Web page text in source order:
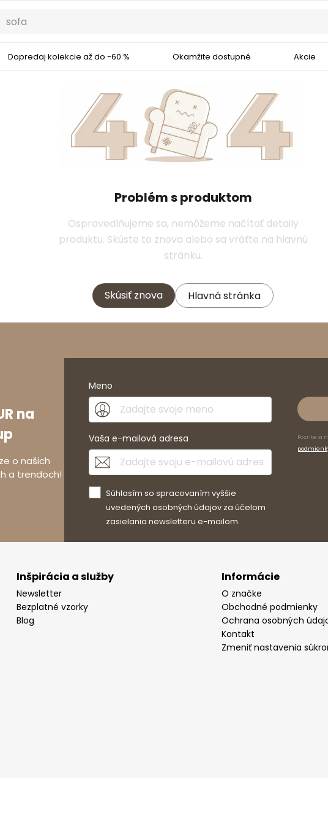
Dopredaj kolekcie až do -60 % Okamžite dostupné Akcie
Problém s produktom
Ospravedlňujeme sa, nemôžeme načítať detaily
produktu. Skúste to znova alebo sa vráťte na hlavnú
stránku.
Skúsiť znova Hlavná stránka
na
o našich
a trendoch!
Meno
Vaša e-mailová adresa
Súhlasím so spracovaním vyššie
uvedených osobných údajov za účelom
zasielania newsletteru e-mailom.
Pozrite si
Inšpirácia a služby
Newsletter
Bezplatné vzorky
Blog
Informácie
O značke
Obchodné podmienky
Ochrana osobných
Kontakt
Zmeniť nastavenia